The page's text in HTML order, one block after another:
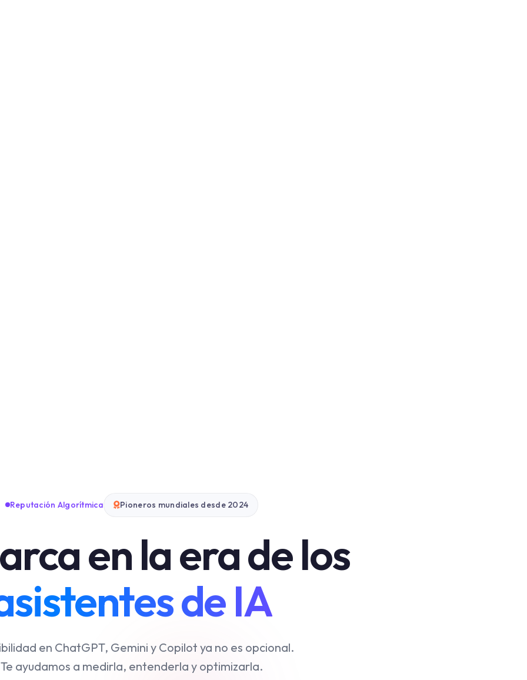
Reputación Algorítmica Pioneros mundiales desde 2024
en la era de los
de IA
en ChatGPT, Gemini y Copilot ya no es opcional.
Te ayudamos a medirla, entenderla y optimizarla.